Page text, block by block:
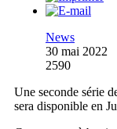
News
30 mai 2022
2590
Une seconde série
sera disponible en